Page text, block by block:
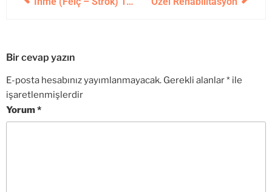
Bir cevap yazın
E-posta hesabınız yayımlanmayacak. Gerekli alanlar* ile
işaretlenmişlerdir
Yorum*